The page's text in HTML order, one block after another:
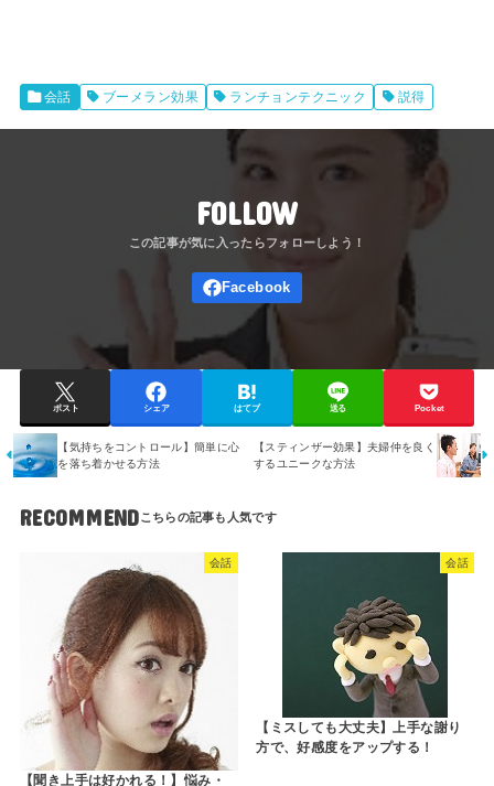
会話 ブーメラン効果 ランチョンテクニック 説得
FOLLOW
ポスト シェア はてブ 送る Pocket
【気持ちをコントロール】簡単に心
を落ち着かせる方法
【スティンザー効果】夫婦仲を良く
するユニークな方法
RECOMMEND
会話
【聞き上手は好かれる！】悩み・
会話
【ミスしても大丈夫】上手な謝り
方で、好感度をアップする！